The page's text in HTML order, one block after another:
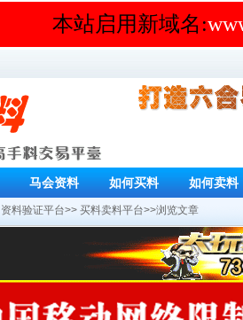
本站启用新域名:
马会资料 如何买料 如何卖料
资料验证平台>> 买料卖料平台>>浏览文章